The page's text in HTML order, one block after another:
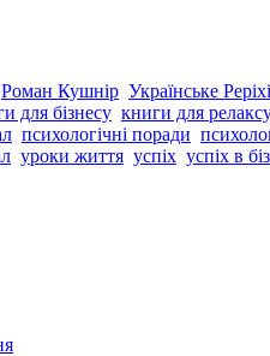
Роман Кушнір Українське
для бізнесу книги для
психологічні поради
уроки життя успіх успіх в